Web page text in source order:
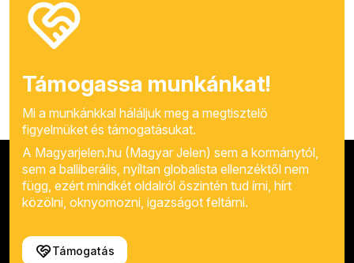
Támogassa munkánkat!
Mi a munkánkkal háláljuk meg a megtisztelő
figyelmüket és támogatásukat.
A Magyarjelen.hu (Magyar Jelen) sem a kormánytól,
sem a balliberális, nyíltan globalista ellenzéktől nem
függ, ezért mindkét oldalról őszintén tud írni, hírt
közölni, oknyomozni, igazságot feltárni.
Támogatás